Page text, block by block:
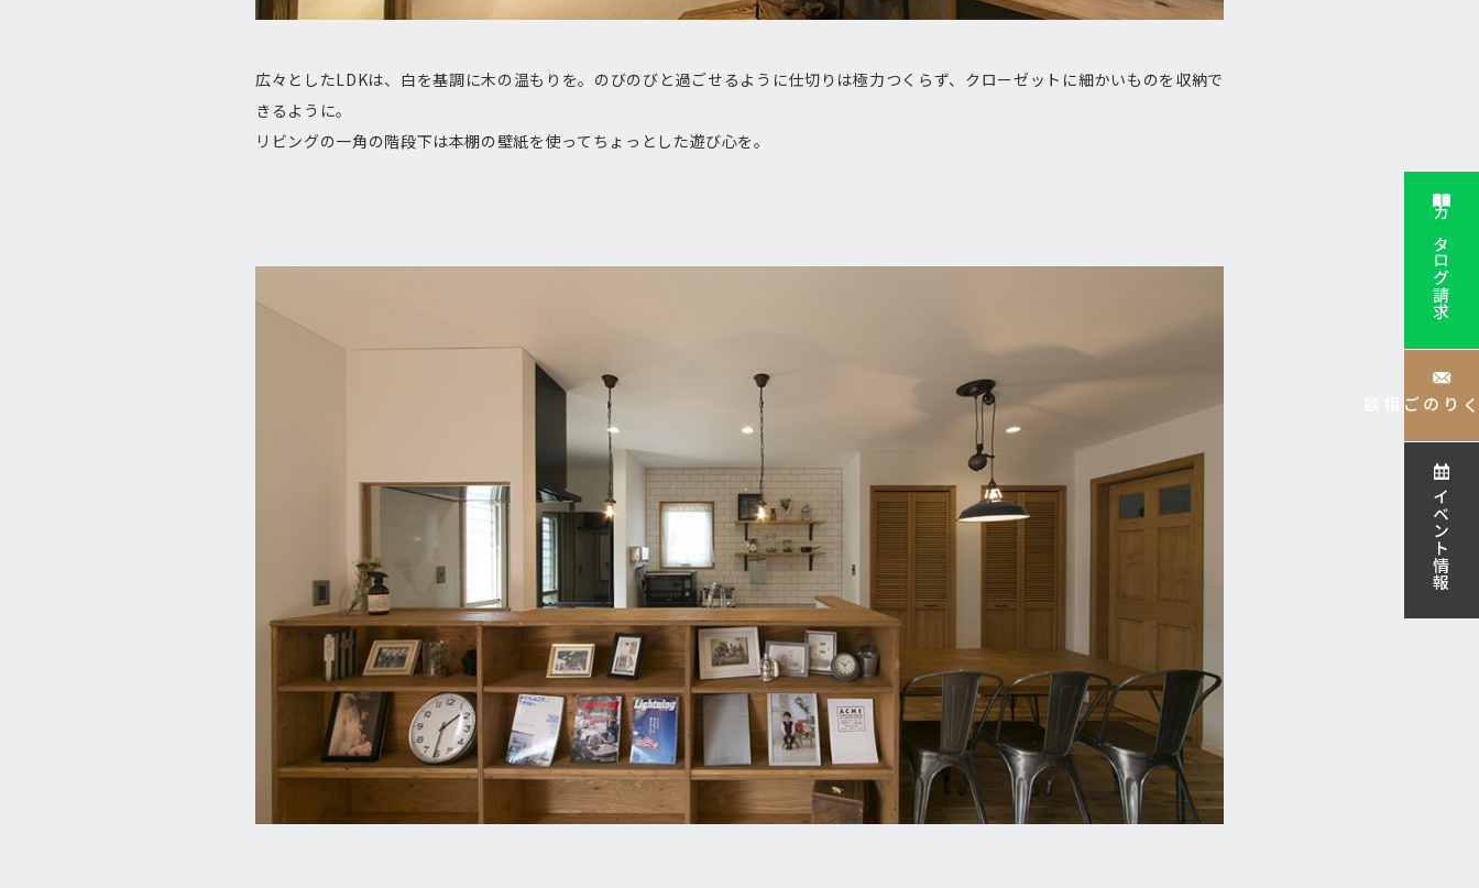
広々としたLDKは、白を基調に木の温もりを。のびのびと過ごせるように仕切りは極力つくらず、クローゼットに細かいものを収納で
きるように。
リビングの一角の階段下は本棚の壁紙を使ってちょっとした遊び心を。
カタログ請求
家づくりの
イベント情報